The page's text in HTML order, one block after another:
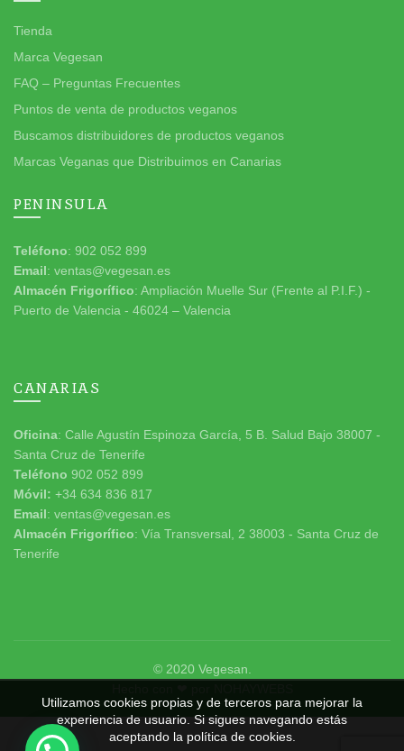
Tienda
Marca Vegesan
FAQ – Preguntas Frecuentes
Puntos de venta de productos veganos
Buscamos distribuidores de productos veganos
Marcas Veganas que Distribuimos en Canarias
PENINSULA
Teléfono: 902 052 899
Email: ventas@vegesan.es
Almacén Frigorífico: Ampliación Muelle Sur (Frente al P.I.F.) -
Puerto de Valencia - 46024 – Valencia
CANARIAS
Oficina: Calle Agustín Espinoza García, 5 B. Salud Bajo 38007 -
Santa Cruz de Tenerife
Teléfono 902 052 899
Móvil: +34 634 836 817
Email: ventas@vegesan.es
Almacén Frigorífico: Vía Transversal, 2 38003 - Santa Cruz de
Tenerife
© 2020 Vegesan
Utilizamos cookies propias y de terceros para mejorar la
experiencia de usuario. Si sigues navegando estás
aceptando la política de cookies.